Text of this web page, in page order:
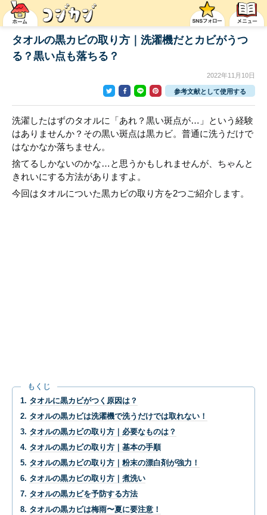
タオルの黒カビの取り方｜洗濯機だとカビがうつ
る？黒い点も落ちる？
2022年11月10日
参考文献として使用する
洗濯したはずのタオルに「あれ？黒い斑点が…」という経験
はありませんか？その黒い斑点は黒カビ。普通に洗うだけで
はなかなか落ちません。
捨てるしかないのかな…と思うかもしれませんが、ちゃんと
きれいにする方法がありますよ。
今回はタオルについた黒カビの取り方を2つご紹介します。
もくじ
タオルに黒カビがつく原因は？
タオルの黒カビは洗濯機で洗うだけでは取れない！
タオルの黒カビの取り方｜必要なものは？
タオルの黒カビの取り方｜基本の手順
タオルの黒カビの取り方｜粉末の漂白剤が強力！
タオルの黒カビの取り方｜煮洗い
タオルの黒カビを予防する方法
タオルの黒カビは梅雨〜夏に要注意！